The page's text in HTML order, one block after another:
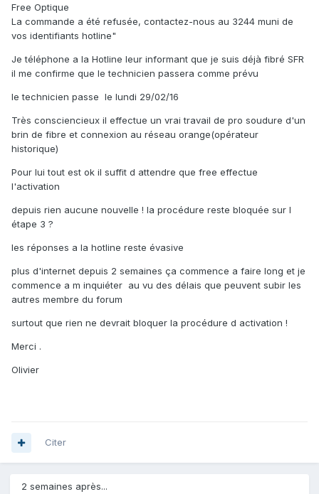
Free Optique
La commande a été refusée, contactez-nous au 3244 muni de
vos identifiants hotline"
Je téléphone a la Hotline leur informant que je suis déjà fibré SFR
il me confirme que le technicien passera comme prévu
le technicien passe le lundi 29/02/16
Très consciencieux il effectue un vrai travail de pro soudure d'un
brin de fibre et connexion au réseau orange(opérateur
historique)
Pour lui tout est ok il suffit d attendre que free effectue
l'activation
depuis rien aucune nouvelle ! la procédure reste bloquée sur l
étape 3 ?
les réponses a la hotline reste évasive
plus d'internet depuis 2 semaines ça commence a faire long et je
commence a m inquiéter au vu des délais que peuvent subir les
autres membre du forum
surtout que rien ne devrait bloquer la procédure d activation !
Merci .
Olivier
Citer
2 semaines après...